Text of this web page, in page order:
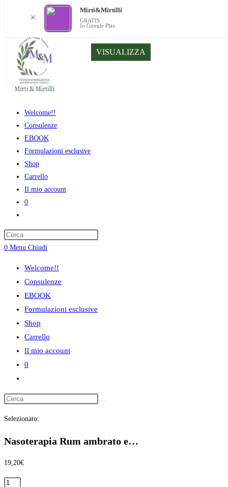
contenuto
Welcome!!
Consulenze
EBOOK
Formulazioni esclusive
Shop
Carrello
Il mio account
0
ricerca
sul
sito
web
0 Menu Chiudi
Welcome!!
Consulenze
EBOOK
Formulazioni esclusive
Shop
Carrello
Il mio account
0
ricerca
sul
web
Selezionato:
Nasoterapia Rum ambrato e…
19,20€
Nasoterapia
✕
Mirti&Mirtilli
GRATIS
In Google Play
VISUALIZZA